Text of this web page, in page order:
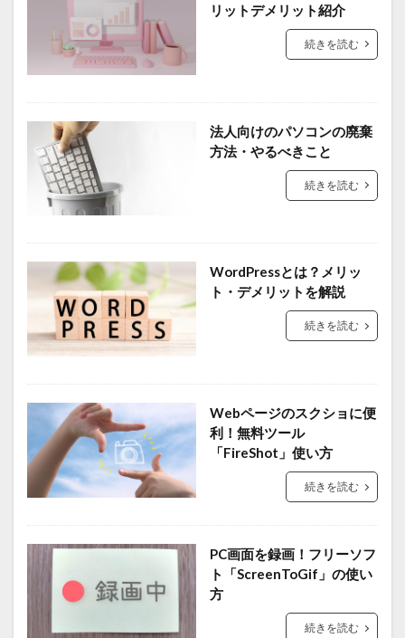
リットデメリット紹介
続きを読む
法人向けのパソコンの廃棄
方法・やるべきこと
続きを読む
WordPressとは？メリッ
ト・デメリットを解説
続きを読む
Webページのスクショに便
利！無料ツール
「FireShot」使い方
続きを読む
PC画面を録画！フリーソフ
ト「ScreenToGif」の使い
方
続きを読む